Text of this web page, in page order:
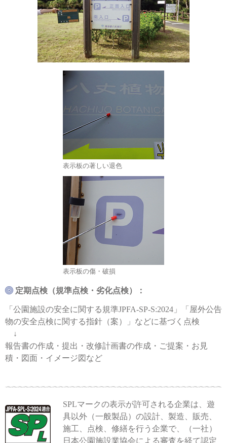
表示板の著しい退色
表示板の傷・破損
定期点検（規準点検・劣化点検）：
「公園施設の安全に関する規準JPFA-SP-S:2024」「屋外公告
物の安全点検に関する指針（案）」などに基づく点検
↓
報告書の作成・提出・改修計画書の作成・ご提案・お見
積・図面・イメージ図など
SPLマークの表示が許可される企業は、遊
具以外（一般製品）の設計、製造、販売、
施工、点検、修繕を行う企業で、（一社）
日本公園施設業協会による審査を経て認定